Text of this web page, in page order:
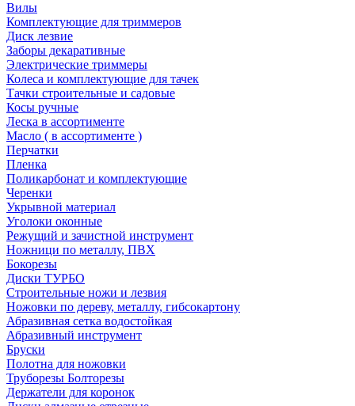
Вилы
Комплектующие для триммеров
Диск лезвие
Заборы декаративные
Электрические триммеры
Колеса и комплектующие для тачек
Тачки строительные и садовые
Косы ручные
Леска в ассортименте
Масло ( в ассортименте )
Перчатки
Пленка
Поликарбонат и комплектующие
Черенки
Укрывной материал
Уголоки оконные
Режущий и зачистной инструмент
Ножници по металлу, ПВХ
Бокорезы
Диски ТУРБО
Строительные ножи и лезвия
Ножовки по дереву, металлу, гибсокартону
Абразивная сетка водостойкая
Абразивный инструмент
Бруски
Полотна для ножовки
Труборезы Болторезы
Держатели для коронок